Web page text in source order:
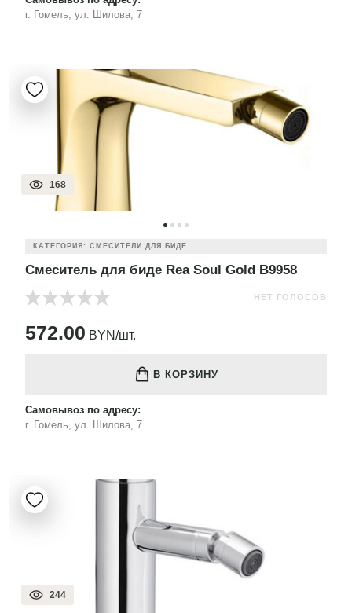
г. Гомель, ул. Шилова, 7
168
КАТЕГОРИЯ: СМЕСИТЕЛИ ДЛЯ БИДЕ
Смеситель для биде Rea Soul Gold B9958
НЕТ ГОЛОСОВ
572.00 BYN/шт.
В КОРЗИНУ
Самовывоз по адресу:
г. Гомель, ул. Шилова, 7
244